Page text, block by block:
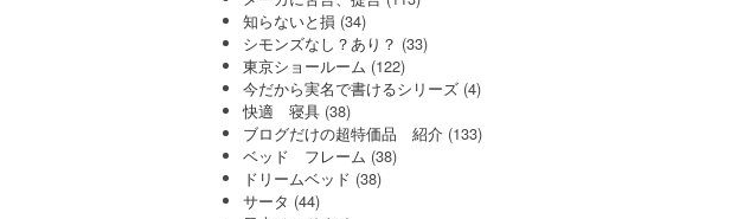
知らないと損 (34)
シモンズなし？あり？ (33)
東京ショールーム (122)
今だから実名で書けるシリーズ(4)
快適 寝具(38)
ブログだけの超特価品 紹介(133)
ベッド フレーム (38)
ドリームベッド (38)
サータ (44)